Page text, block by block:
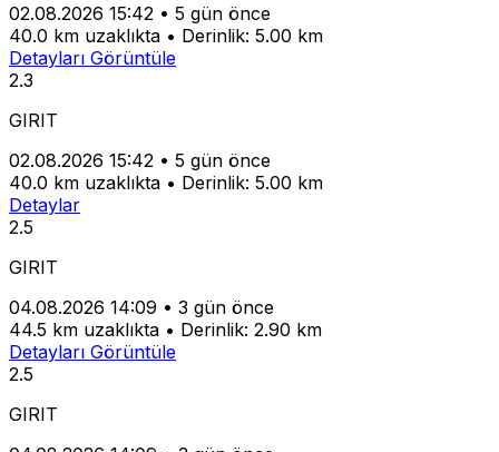
02.08.2026 15:42 • 5 gün önce
40.0 km uzaklıkta • Derinlik: 5.00 km
Detayları Görüntüle
2.3
GIRIT
02.08.2026 15:42 • 5 gün önce
40.0 km uzaklıkta • Derinlik: 5.00 km
Detaylar
2.5
GIRIT
04.08.2026 14:09 • 3 gün önce
44.5 km uzaklıkta • Derinlik: 2.90 km
Detayları Görüntüle
2.5
GIRIT